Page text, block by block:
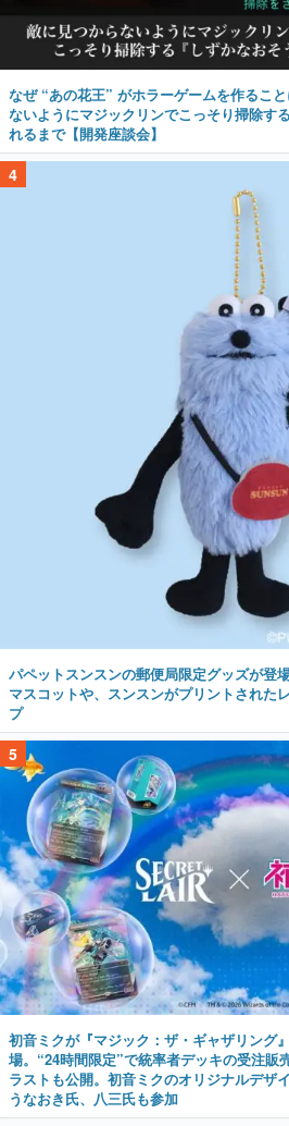
なぜ “あの花王” がホラーゲームを作るこ
ないようにマジックリンでこっそり掃除す
れるまで【開発座談会】
4
パペットスンスンの郵便局限定グッズが登
マスコットや、スンスンがプリントされた
プ
5
初音ミクが『マジック：ザ・ギャザリング
場。“24時間限定”で統率者デッキの受注販
ラストも公開。初音ミクのオリジナルデザ
うなおき氏、八三氏も参加